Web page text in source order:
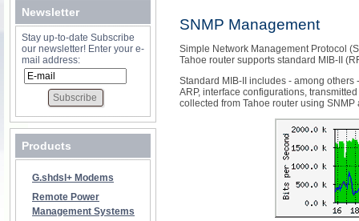
Newsletter
Stay up-to-date Subscribe
our newsletter! Enter your e-
mail address:
Products
G.shdsl+ Modems
Remote Power
Management Systems
SNMP Management
Simple Network Management Protocol
Tahoe router supports standard MIB-II
Standard MIB-II includes - among
ARP, interface configurations,
collected from Tahoe router using